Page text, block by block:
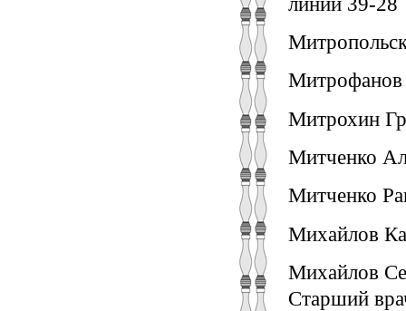
Митрофанов
Митрохин
Митченко
Митченко
Михайлов
Михайлов
Старший